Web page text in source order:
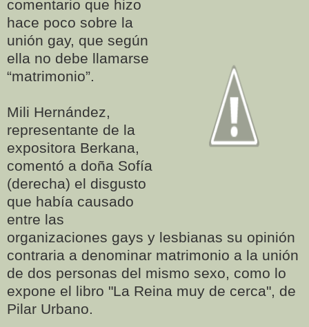
comentario que hizo
hace poco sobre la
unión gay, que según
ella no debe llamarse
“matrimonio”.
Mili Hernández,
representante de la
expositora Berkana,
comentó a doña Sofía
(derecha) el disgusto
que había causado
entre las
organizaciones gays y lesbianas su opinión
contraria a denominar matrimonio a la unión
de dos personas del mismo sexo, como lo
expone el libro "La Reina muy de cerca", de
Pilar Urbano.